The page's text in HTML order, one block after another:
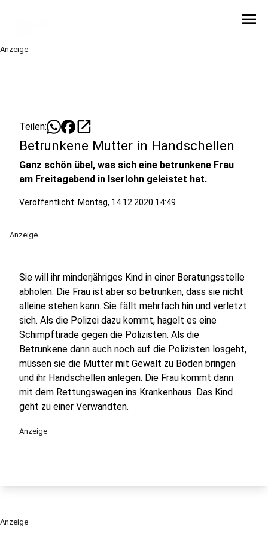
menu
Anzeige
Teilen: open_in_new
Betrunkene Mutter in Handschellen
Ganz schön übel, was sich eine betrunkene Frau
am Freitagabend in Iserlohn geleistet hat.
Veröffentlicht: Montag, 14.12.2020 14:49
Anzeige
Sie will ihr minderjähriges Kind in einer Beratungsstelle
abholen. Die Frau ist aber so betrunken, dass sie nicht
alleine stehen kann. Sie fällt mehrfach hin und verletzt
sich. Als die Polizei dazu kommt, hagelt es eine
Schimpftirade gegen die Polizisten. Als die
Betrunkene dann auch noch auf die Polizisten losgeht,
müssen sie die Mutter mit Gewalt zu Boden bringen
und ihr Handschellen anlegen. Die Frau kommt dann
mit dem Rettungswagen ins Krankenhaus. Das Kind
geht zu einer Verwandten.
Anzeige
Anzeige